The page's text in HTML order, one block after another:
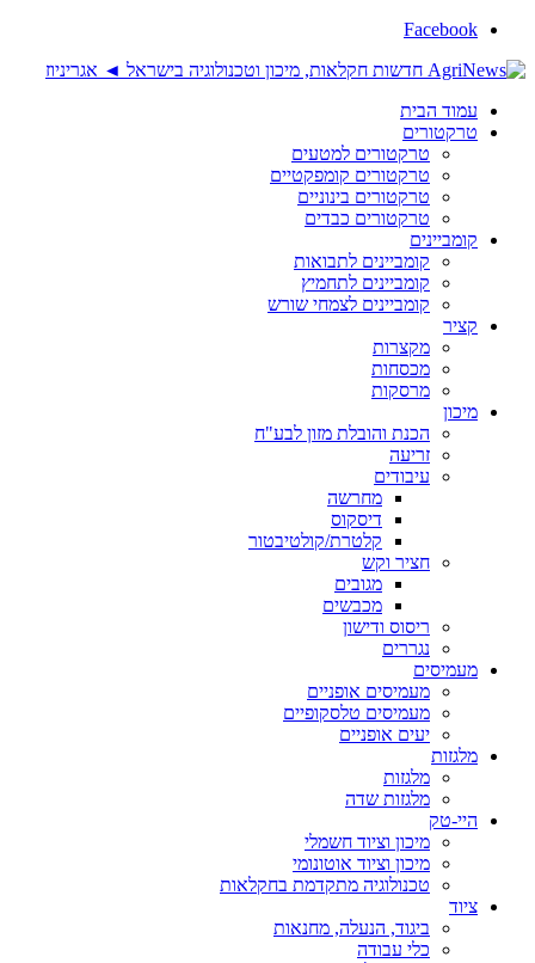
Facebook
עמוד הבית
טרקטורים
טרקטורים למטעים
טרקטורים קומפקטיים
טרקטורים בינוניים
טרקטורים כבדים
קומביינים
קומביינים לתבואות
קומביינים לתחמיץ
קומביינים לצמחי שורש
קציר
מקצרות
מכסחות
מרסקות
מיכון
הכנת והובלת מזון לבע"ח
זריעה
עיבודים
מחרשה
דיסקוס
קלטרת/קולטיבטור
חציר וקש
מגובים
מכבשים
ריסוס ודישון
נגררים
מעמיסים
מעמיסים אופניים
מעמיסים טלסקופיים
יעים אופניים
מלגזות
מלגזות
מלגזות שדה
היי-טק
מיכון וציוד חשמלי
מיכון וציוד אוטונומי
טכנולוגיה מתקדמת בחקלאות
ציוד
ביגוד, הנעלה, מחנאות
כלי עבודה